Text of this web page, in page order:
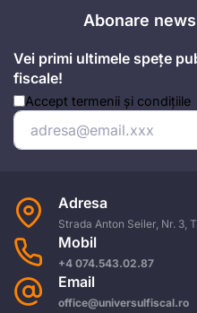
Abonare
Vei primi ultimele spețe
fiscale!
Accept termenii și condițiile
Adresa
Strada Anton Seiler, Nr. 3,
Mobil
+4 074.543.02.87
Email
office@universulfiscal.ro